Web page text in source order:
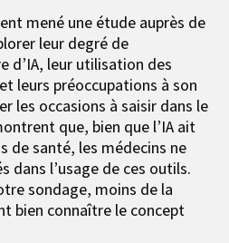
mené une étude auprès de
leur degré de
d’IA, leur utilisation des
leurs préoccupations à son
les occasions à saisir dans le
que, bien que l’IA ait
de santé, les médecins ne
dans l’usage de ces outils.
sondage, moins de la
bien connaître le concept